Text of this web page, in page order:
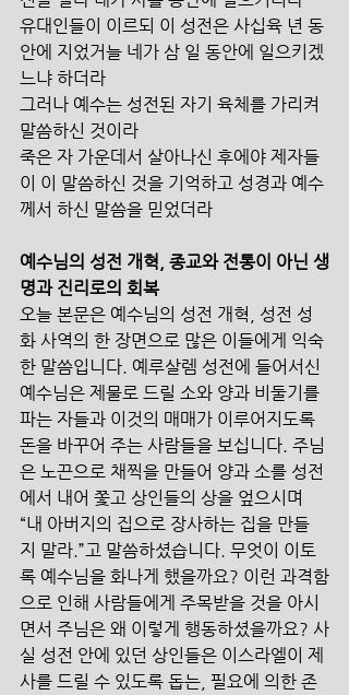
유대인들이 이르되 이 성전은 사십육 년 동
안에 지었거늘 네가 삼 일 동안에 일으키겠
느냐 하더라
그러나 예수는 성전된 자기 육체를 가리켜
말씀하신 것이라
죽은 자 가운데서 살아나신 후에야 제자들
이 이 말씀하신 것을 기억하고 성경과 예수
께서 하신 말씀을 믿었더라​
예수님의 성전 개혁, 종교와 전통이 아닌 생
명과 진리로의 회복
오늘 본문은 예수님의 성전 개혁, 성전 성
화 사역의 한 장면으로 많은 이들에게 익숙
한 말씀입니다. 예루살렘 성전에 들어서신
예수님은 제물로 드릴 소와 양과 비둘기를
파는 자들과 이것의 매매가 이루어지도록
돈을 바꾸어 주는 사람들을 보십니다. 주님
은 노끈으로 채찍을 만들어 양과 소를 성전
에서 내어 쫓고 상인들의 상을 엎으시며
“내 아버지의 집으로 장사하는 집을 만들
지 말라.”고 말씀하셨습니다. 무엇이 이토
록 예수님을 화나게 했을까요? 이런 과격함
으로 인해 사람들에게 주목받을 것을 아시
면서 주님은 왜 이렇게 행동하셨을까요? 사
실 성전 안에 있던 상인들은 이스라엘이 제
사를 드릴 수 있도록 돕는, 필요에 의한 존